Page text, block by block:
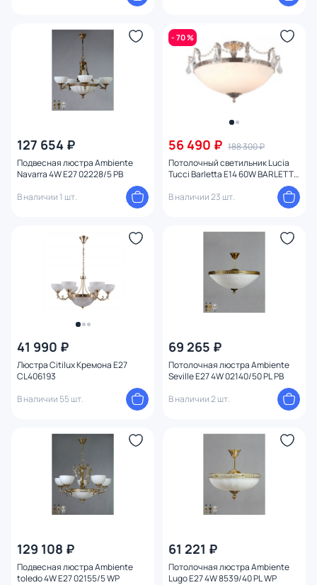
127 654 ₽
Подвесная люстра Ambiente
Navarra 4W E27 02228/5 PB
В наличии 1 шт.
- 70 %
56 490 ₽ 188 300 ₽
Потолочный светильник Lucia
Tucci Barletta E14 60W BARLETTA
В наличии 23 шт.
41 990 ₽
Люстра Citilux Кремона E27
CL406193
В наличии 55 шт.
69 265 ₽
Потолочная люстра Ambiente
Seville E27 4W 02140/50 PL PB
В наличии 2 шт.
129 108 ₽
Подвесная люстра Ambiente
toledo 4W E27 02155/5 WP
61 221 ₽
Потолочная люстра Ambiente
Lugo E27 4W 8539/40 PL WP